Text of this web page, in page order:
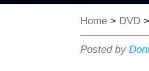
Home > DVD >
Posted by